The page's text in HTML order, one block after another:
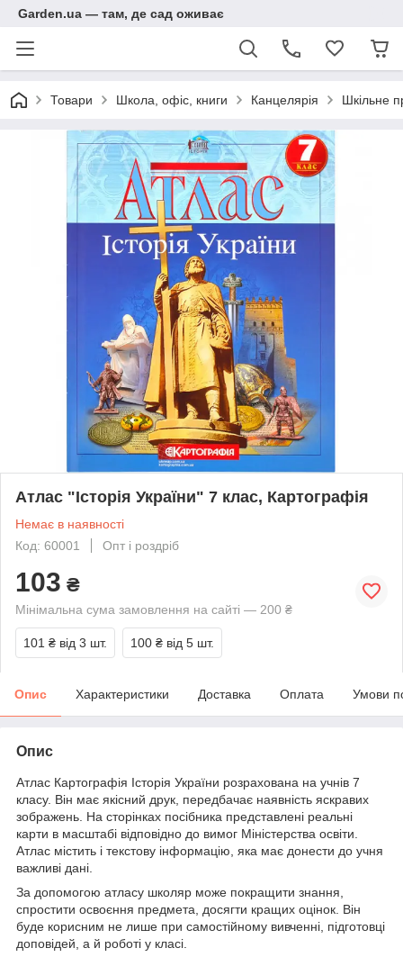
Garden.ua — там, де сад оживає
Товари Школа, офіс, книги Канцелярія Шкільне
Атлас "Історія України" 7 клас, Картографія
Немає в наявності
Код: 60001
Опт і роздріб
103 ₴
Мінімальна сума замовлення на сайті — 200 ₴
101 ₴ від 3 шт. 100 ₴ від 5 шт.
Опис Характеристики Доставка Оплата Умови
Опис
Атлас Картографія Історія України розрахована на учнів 7
класу. Він має якісний друк, передбачає наявність яскравих
зображень. На сторінках посібника представлені реальні
карти в масштабі відповідно до вимог Міністерства освіти.
Атлас містить і текстову інформацію, яка має донести до учня
важливі дані.
За допомогою атласу школяр може покращити знання,
спростити освоєння предмета, досягти кращих оцінок. Він
буде корисним не лише при самостійному вивченні, підготовці
доповідей, а й роботі у класі.